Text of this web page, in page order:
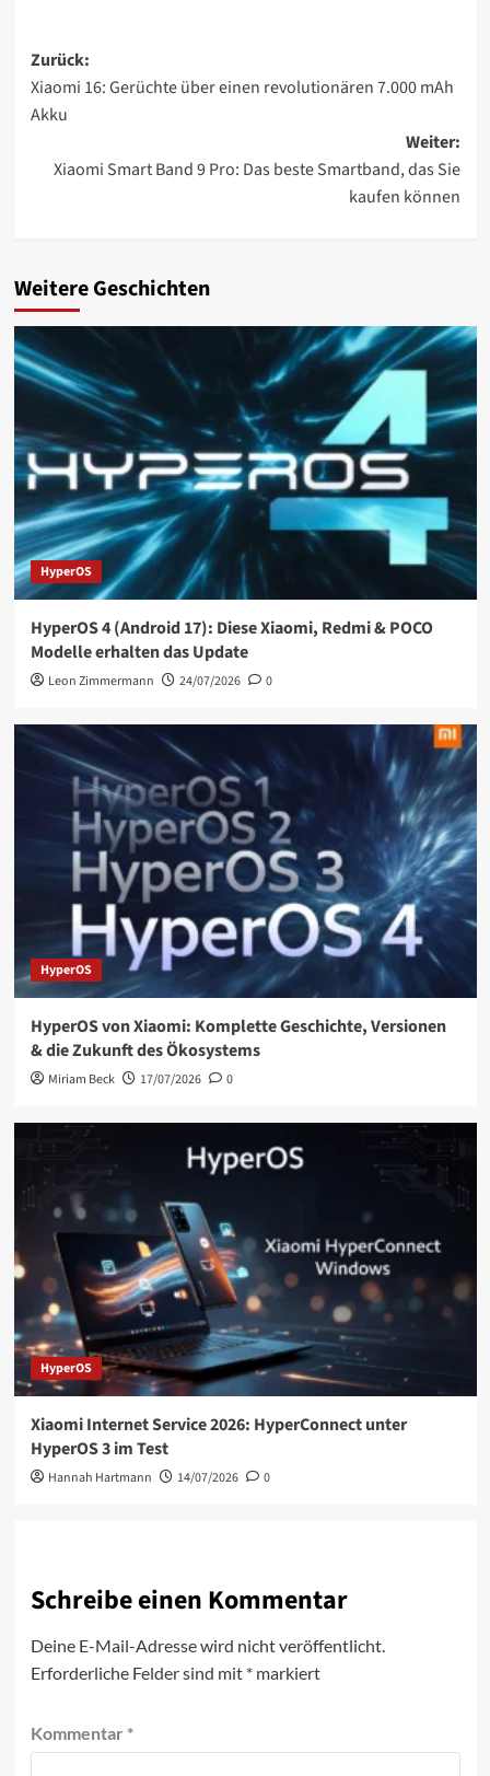
Beitragsnavigation
Zurück:
Xiaomi 16: Gerüchte über einen revolutionären 7.000 mAh
Akku
Weiter:
Xiaomi Smart Band 9 Pro: Das beste Smartband, das Sie
kaufen können
Weitere Geschichten
HyperOS
HyperOS 4 (Android 17): Diese Xiaomi, Redmi & POCO
Modelle erhalten das Update
Leon Zimmermann 24/07/2026 0
HyperOS
HyperOS von Xiaomi: Komplette Geschichte, Versionen
& die Zukunft des Ökosystems
Miriam Beck 17/07/2026 0
HyperOS
Xiaomi Internet Service 2026: HyperConnect unter
HyperOS 3 im Test
Hannah Hartmann 14/07/2026 0
Schreibe einen Kommentar
Deine E-Mail-Adresse wird nicht veröffentlicht.
Erforderliche Felder sind mit *markiert
Kommentar *